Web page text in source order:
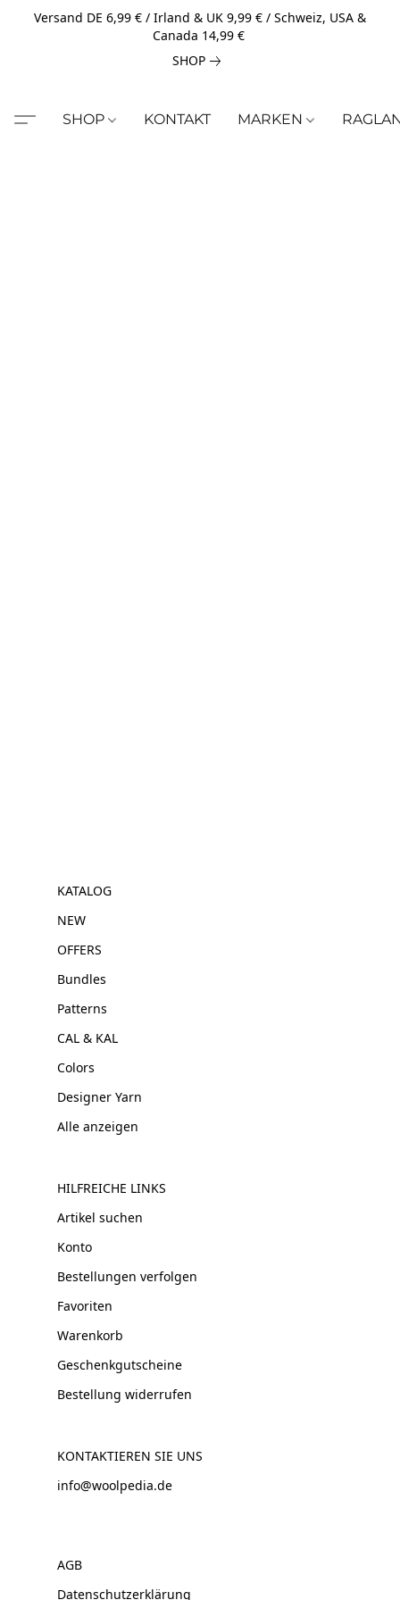
Versand DE 6,99 € / Irland & UK 9,99 € / Schweiz, USA &
Canada 14,99 €
SHOP
SHOP KONTAKT MARKEN
KATALOG
NEW
OFFERS
Bundles
Patterns
CAL & KAL
Colors
Designer Yarn
Alle anzeigen
HILFREICHE LINKS
Artikel suchen
Konto
Bestellungen verfolgen
Favoriten
Warenkorb
Geschenkgutscheine
Bestellung widerrufen
KONTAKTIEREN SIE UNS
info@woolpedia.de
AGB
Datenschutzerklärung